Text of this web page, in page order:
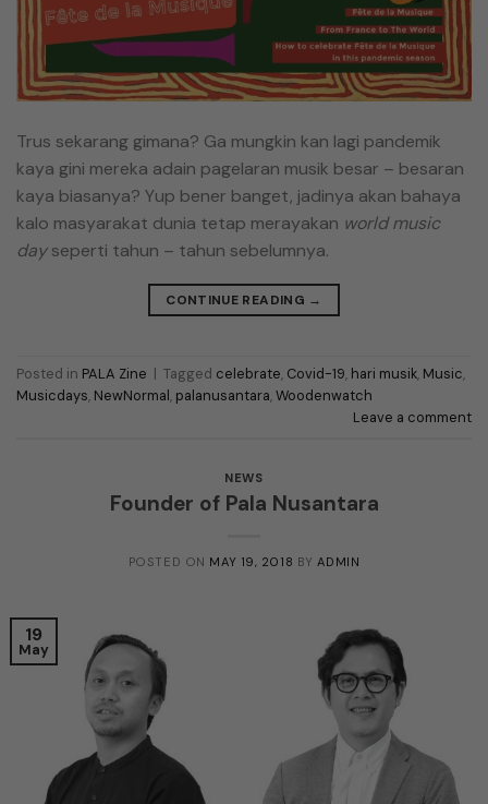
Trus sekarang gimana? Ga mungkin kan lagi pandemik
kaya gini mereka adain pagelaran musik besar – besaran
kaya biasanya? Yup bener banget, jadinya akan bahaya
kalo masyarakat dunia tetap merayakan world music
dayseperti tahun – tahun sebelumnya.
CONTINUE READING →
Posted in PALA Zine | Tagged celebrate, Covid-19, hari musik, Music,
Musicdays, NewNormal, palanusantara,Woodenwatch
Leave a comment
NEWS
Founder of Pala Nusantara
POSTED ON MAY 19, 2018 BY ADMIN
19
May